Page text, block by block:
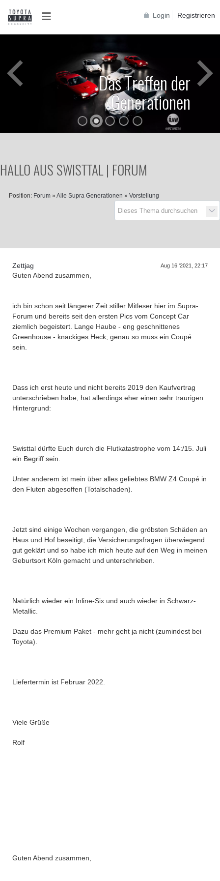
Login Registrieren
D
a
s
T
r
e
f
f
e
n
d
e
r
G
e
n
e
r
a
t
i
o
n
e
n
Das Treffen der
Generationen
HALLO AUS SWISTTAL | FORUM
Position: Forum » Alle Supra Generationen » Vorstellung
Zettjag Aug 16 '2021, 22:17
Guten Abend zusammen,
ich bin schon seit längerer Zeit stiller Mitleser hier im Supra-
Forum und bereits seit den ersten Pics vom Concept Car
ziemlich begeistert. Lange Haube - eng geschnittenes
Greenhouse - knackiges Heck; genau so muss ein Coupé
sein.
Dass ich erst heute und nicht bereits 2019 den Kaufvertrag
unterschrieben habe, hat allerdings eher einen sehr traurigen
Hintergrund:
Swisttal dürfte Euch durch die Flutkatastrophe vom 14:/15. Juli
ein Begriff sein.
Unter anderem ist mein über alles geliebtes BMW Z4 Coupé in
den Fluten abgesoffen (Totalschaden).
Jetzt sind einige Wochen vergangen, die gröbsten Schäden an
Haus und Hof beseitigt, die Versicherungsfragen überwiegend
gut geklärt und so habe ich mich heute auf den Weg in meinen
Geburtsort Köln gemacht und unterschrieben.
Natürlich wieder ein Inline-Six und auch wieder in Schwarz-
Metallic.
Dazu das Premium Paket - mehr geht ja nicht (zumindest bei
Toyota).
Liefertermin ist Februar 2022.
Viele Grüße
Rolf
Guten Abend zusammen,